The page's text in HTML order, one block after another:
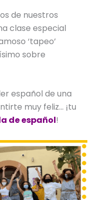
de nuestros
clase especial
‘tapeo’
sobre
español de una
muy feliz… ¡tu
de español!